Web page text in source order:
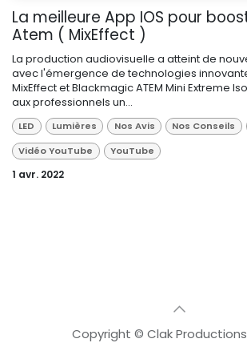
La meilleure App IOS pour
Atem ( MixEffect )
La production audiovisuelle a atteint de
avec l'émergence de technologies
MixEffect et Blackmagic ATEM Mini Extreme
aux professionnels un...
LED Lumières Nos Avis Nos Conseils
Vidéo YouTube
YouTube
1 avr. 2022
Copyright © Clak